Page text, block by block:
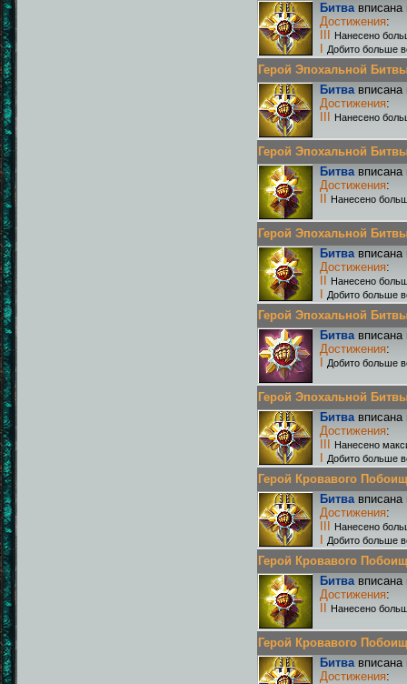
Битвавписана
Достижения:
Нанесено
Добито больше
Герой Эпохальной
Битвавписана
Достижения:
Нанесено
Герой Эпохальной
Битвавписана
Достижения:
Нанесено
Герой Эпохальной
Битвавписана
Достижения:
Нанесено
Добито больше
Герой Эпохальной
Битвавписана
Достижения:
Добито больше
Герой Эпохальной
Битвавписана
Достижения:
Нанесено
Добито больше
Герой Кровавого
Битвавписана
Достижения:
Нанесено
Добито больше
Герой Кровавого
Битвавписана
Достижения:
Нанесено
Герой Кровавого
Битвавписана
Достижения: